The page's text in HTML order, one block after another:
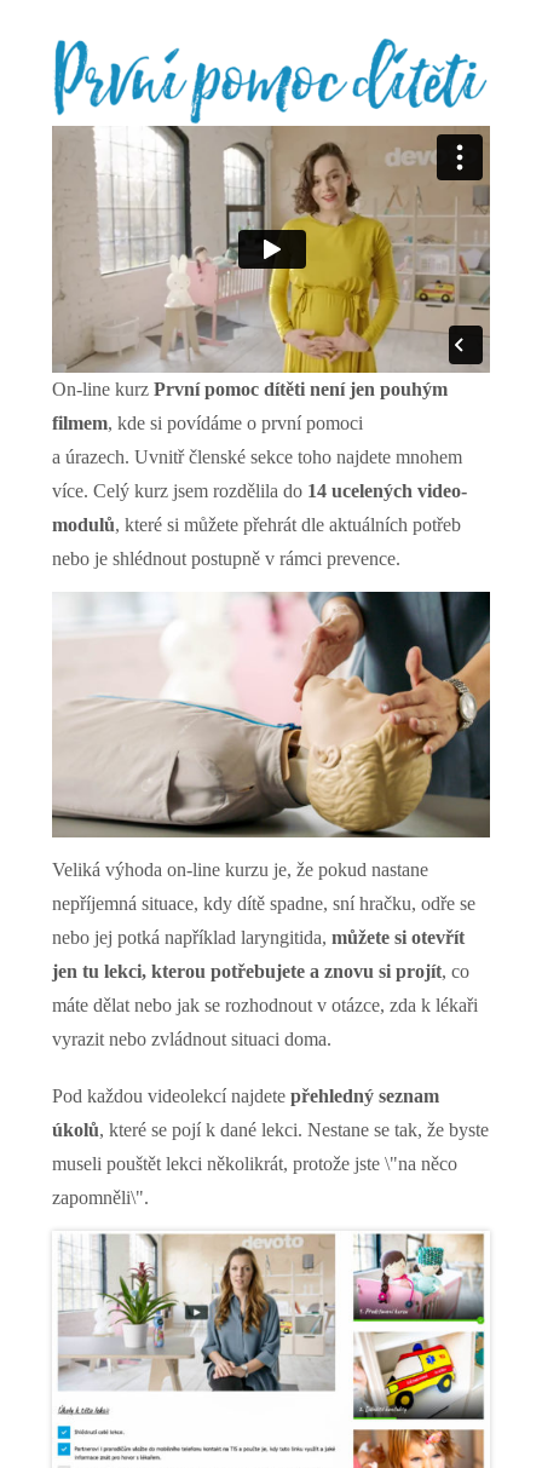
On-line kurz První pomoc dítěti není jen pouhým
filmem, kde si povídáme o první pomoci
a úrazech. Uvnitř členské sekce toho najdete mnohem
více. Celý kurz jsem rozdělila do 14 ucelených video-
modulů, které si můžete přehrát dle aktuálních potřeb
nebo je shlédnout postupně v rámci prevence.
Veliká výhoda on-line kurzu je, že pokud nastane
nepříjemná situace, kdy dítě spadne, sní hračku, odře se
nebo jej potká například laryngitida, můžete si otevřít
jen tu lekci, kterou potřebujete a znovu si projít, co
máte dělat nebo jak se rozhodnout v otázce, zda k lékaři
vyrazit nebo zvládnout situaci doma.
Pod každou videolekcí najdete přehledný seznam
úkolů, které se pojí k dané lekci. Nestane se tak, že byste
museli pouštět lekci několikrát, protože jste \"na něco
zapomněli\".